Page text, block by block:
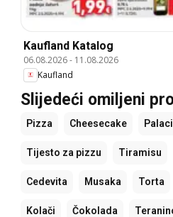
Kaufland Katalog
06.08.2026- 11.08.2026
Kaufland
Slijedeći omiljeni
Pizza Cheesecake
Tijesto za pizzu Tiramisu
Cedevita Musaka Torta
Kolači Čokolada